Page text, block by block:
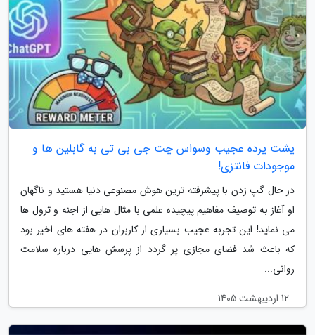
پشت پرده عجیب وسواس چت جی بی تی به گابلین ها و
موجودات فانتزی!
در حال گپ زدن با پیشرفته ترین هوش مصنوعی دنیا هستید و ناگهان
او آغاز به توصیف مفاهیم پیچیده علمی با مثال هایی از اجنه و ترول ها
می نماید! این تجربه عجیب بسیاری از کاربران در هفته های اخیر بود
که باعث شد فضای مجازی پر گردد از پرسش هایی درباره سلامت
روانی...
12 اردیبهشت 1405